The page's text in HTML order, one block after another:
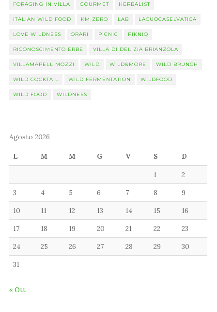
FORAGING IN VILLA GOURMET HERBALIST
ITALIAN WILD FOOD KM ZERO LAB LACUOCASELVATICA
LOVE WILDNESS ORARI PICNIC PIKNIQ
RICONOSCIMENTO ERBE VILLA DI DELIZIA BRIANZOLA
VILLAMAPELLIMOZZI WILD WILD&MORE WILD BRUNCH
WILD COCKTAIL WILD FERMENTATION WILDFOOD
WILD FOOD WILDNESS
Agosto 2026
L M M G V S D
1 2
3 4 5 6 7 8 9
10 11 12 13 14 15 16
17 18 19 20 21 22 23
24 25 26 27 28 29 30
31
« Ott